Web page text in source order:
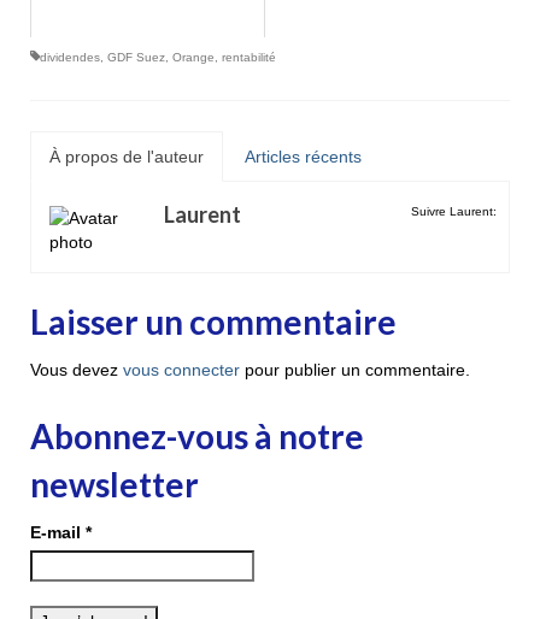
dividendes GDF Suez Orange rentabilité
À propos de l'auteur Articles récents
Suivre Laurent:
Laurent
Laisser un commentaire
Vous devez vous connecter pour publier un commentaire.
Abonnez-vous à notre
newsletter
E-mail *